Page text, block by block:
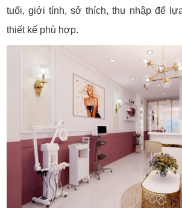
tuổi, giới tính, sở thích, thu nhập để
thiết kế phù hợp.